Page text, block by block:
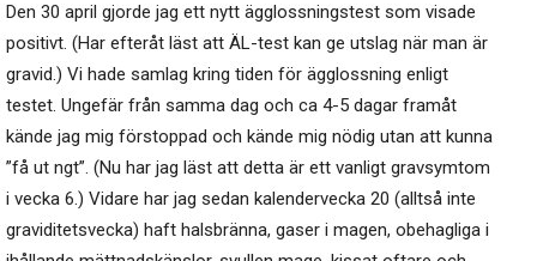
Den 30 april gjorde jag ett nytt ägglossningstest som visade
positivt. (Har efteråt läst att ÄL-test kan ge utslag när man är
gravid.) Vi hade samlag kring tiden för ägglossning enligt
testet. Ungefär från samma dag och ca 4-5 dagar framåt
kände jag mig förstoppad och kände mig nödig utan att kunna
”få ut ngt”. (Nu har jag läst att detta är ett vanligt gravsymtom
i vecka 6.) Vidare har jag sedan kalendervecka 20 (alltså inte
graviditetsvecka) haft halsbränna, gaser i magen, obehagliga i